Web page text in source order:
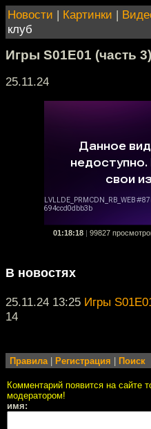
Новости | Картинки |
клуб
Игры S01E01 (часть 3)
25.11.24
01:18:18 99827
В новостях
25.11.24 13:25 Игры
14
Правила| Регистрация Поиск
Комментарий появится на сайте
модератором!
имя: